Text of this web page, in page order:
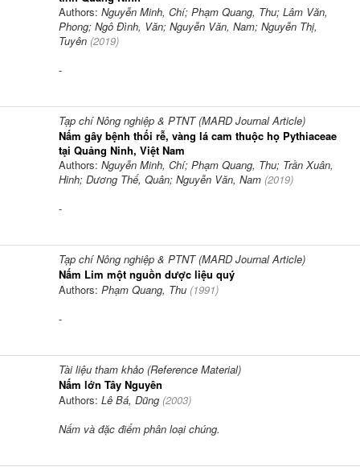
Authors: Nguyễn Minh, Chí; Phạm Quang, Thu; Lâm Văn,
Phong; Ngô Đình, Văn; Nguyễn Văn, Nam; Nguyễn Thị,
Tuyên (2019)
-
Tạp chí Nông nghiệp & PTNT (MARD Journal Article)
Nấm gây bệnh thối rễ, vàng lá cam thuộc họ Pythiaceae
tại Quảng Ninh, Việt Nam
Authors: Nguyễn Minh, Chí; Phạm Quang, Thu; Trần Xuân,
Hinh; Dương Thế, Quân; Nguyễn Văn, Nam (2019)
-
Tạp chí Nông nghiệp & PTNT (MARD Journal Article)
Nấm Lim một nguồn dược liệu quý
Authors: Phạm Quang, Thu (1991)
-
Tài liệu tham khảo (Reference Material)
Nấm lớn Tây Nguyên
Authors: Lê Bá, Dũng (2003)
Nấm và đặc điểm phân loại chúng.